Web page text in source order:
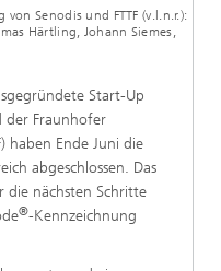
Senodis und FTTF (v.l.n.r.):
Härtling, Johann Siemes,
Start-Up
der Fraunhofer
haben Ende Juni die
abgeschlossen. Das
die nächsten Schritte
®-Kennzeichnung